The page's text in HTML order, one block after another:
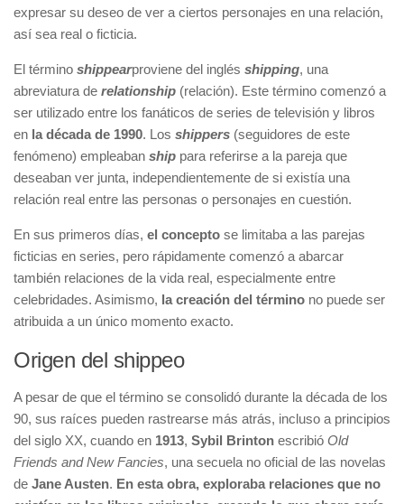
expresar su deseo de ver a ciertos personajes en una relación,
así sea real o ficticia.
El término shippearproviene del inglés shipping, una
abreviatura de relationship (relación). Este término comenzó a
ser utilizado entre los fanáticos de series de televisión y libros
en la década de 1990. Los shippers (seguidores de este
fenómeno) empleaban ship para referirse a la pareja que
deseaban ver junta, independientemente de si existía una
relación real entre las personas o personajes en cuestión.
En sus primeros días, el concepto se limitaba a las parejas
ficticias en series, pero rápidamente comenzó a abarcar
también relaciones de la vida real, especialmente entre
celebridades. Asimismo, la creación del término no puede ser
atribuida a un único momento exacto.
Origen del shippeo
A pesar de que el término se consolidó durante la década de los
90, sus raíces pueden rastrearse más atrás, incluso a principios
del siglo XX, cuando en 1913, Sybil Brinton escribió Old
Friends and New Fancies, una secuela no oficial de las novelas
de Jane Austen. En esta obra, exploraba relaciones que no